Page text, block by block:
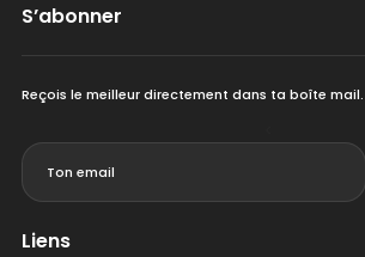
S’abonner
Reçois le meilleur directement dans ta boîte mail.
Liens